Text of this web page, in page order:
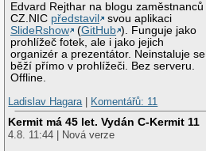
Edvard Rejthar na blogu zaměstnanců
CZ.NIC představil
svou aplikaci
SlideRshow
(GitHub ). Funguje jako
prohlížeč fotek, ale i jako jejich
organizér a prezentátor. Neinstaluje
běží přímo v prohlížeči. Bez serveru.
Offline.
Ladislav Hagara | Komentářů: 11
Kermit má 45 let. Vydán C-Kermit 11
4.8. 11:44 | Nová verze